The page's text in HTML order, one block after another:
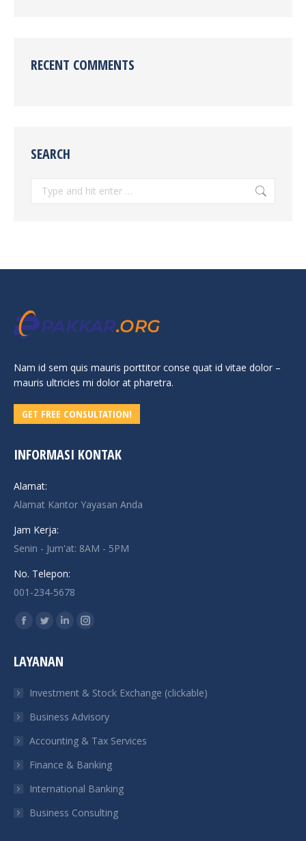
RECENT COMMENTS
SEARCH
Search:
Nam id sem quis mauris porttitor conse quat id vitae dolor –
mauris ultricies mi dolor at pharetra.
GET FREE CONSULTATION!
INFORMASI KONTAK
Alamat:
Alamat Kantor Yayasan Anda
Jam Kerja:
Senin - Jum'at: 8AM - 5PM
No. Telepon:
001-234-5678
Find us on:
Facebook
opens
new
window
Twitter
opens
new
window
Linkedin
new
window
Instagram
new
window
LAYANAN
Investment & Stock Exchange (clickable)
Business Advisory
Accounting & Tax Services
Finance & Banking
International Banking
Business Consulting